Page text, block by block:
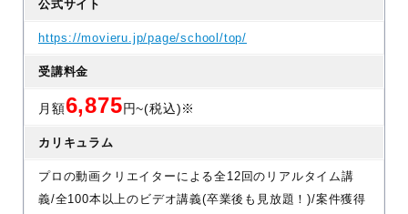
公式サイト
https://movieru.jp/page/school/top/
受講料金
月額6,875 円~(税込)※
カリキュラム
プロの動画クリエイターによる全12回のリアルタイム講
義/全100本以上のビデオ講義(卒業後も見放題！)/案件獲得